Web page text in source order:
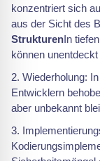
konzentriert sich
aus der Sicht des
StrukturenIn
können unentdeckt
Wiederholung:
Entwicklern
aber unbekannt